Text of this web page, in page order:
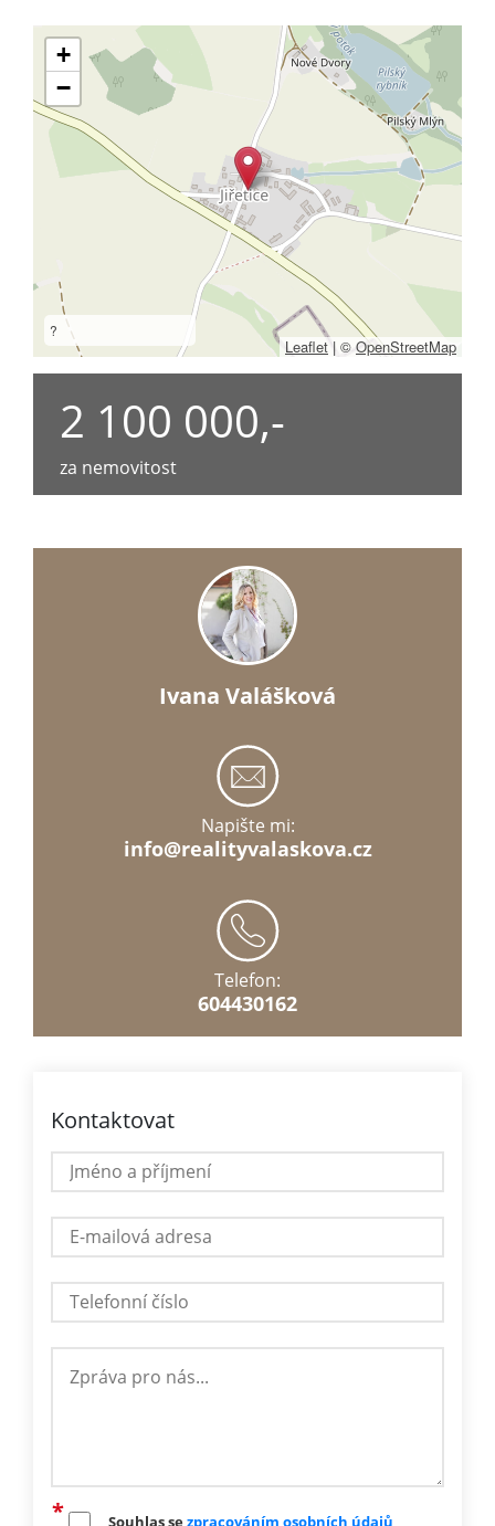
+
−
?
Leaflet | © OpenStreetMap
2 100 000,-
za nemovitost
Ivana Valášková
Napište mi:
info@realityvalaskova.cz
Telefon:
604430162
Kontaktovat
Souhlas se zpracováním osobních údajů